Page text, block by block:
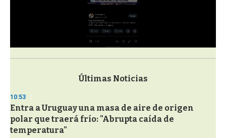
s
d
s
o
f
3
Últimas Noticias
10:53
Entra a Uruguay una masa de aire de origen
polar que traerá frío: "Abrupta caída de
temperatura"